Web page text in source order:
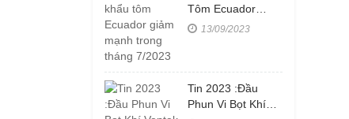
Tôm Ecuador
Giảm Mạnh Trong
13/09/2023
Tin 2023 :Đầu
Phun Vi Bọt Khí